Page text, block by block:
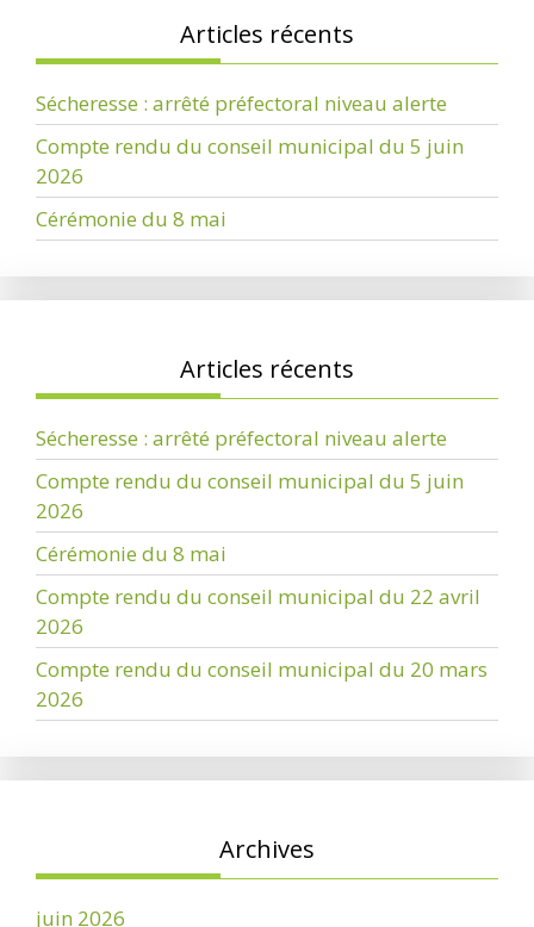
Articles récents
Sécheresse : arrêté préfectoral niveau alerte
Compte rendu du conseil municipal du 5 juin
2026
Cérémonie du 8 mai
Articles récents
Sécheresse : arrêté préfectoral niveau alerte
Compte rendu du conseil municipal du 5 juin
2026
Cérémonie du 8 mai
Compte rendu du conseil municipal du 22 avril
2026
Compte rendu du conseil municipal du 20 mars
2026
Archives
juin 2026